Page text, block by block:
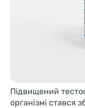
Підвищений
організмі стався